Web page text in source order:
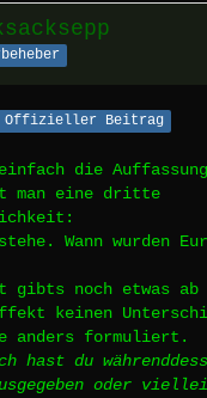
Offizieller Beitrag
die
man eine dritte
Wann wurden
gibts noch etwas
keinen
anders formuliert.
hast du
oder